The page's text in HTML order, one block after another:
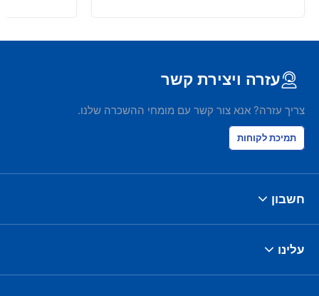
עזרה ויצירת קשר
צריך עזרה? אנא צור קשר עם מומחי ההשכרה שלנו.
תמיכת לקוחות
חשבון
עלינו